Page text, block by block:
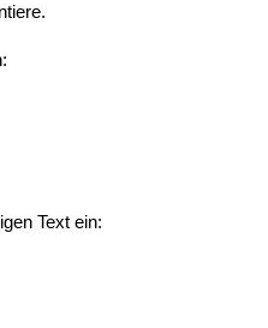
Text ein: